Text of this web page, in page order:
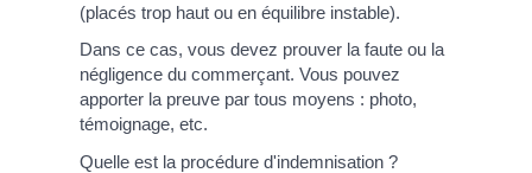
(placés trop haut ou en équilibre instable).
Dans ce cas, vous devez prouver la faute ou la
négligence du commerçant. Vous pouvez
apporter la preuve par tous moyens : photo,
témoignage, etc.
Quelle est la procédure d'indemnisation ?